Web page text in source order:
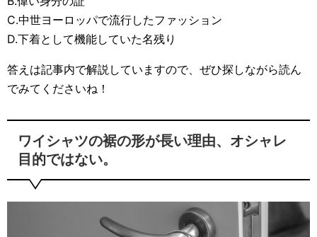
C.中世ヨーロッパで流行したファッション
D.下着として機能していた名残り
答えは記事内で解説していますので、ぜひ探しながら読ん
でみてくださいね！
ワイシャツの裾の形が長い理由、オシャレ
目的ではない。